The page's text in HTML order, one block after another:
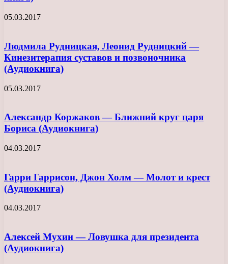
05.03.2017
Людмила Рудницкая, Леонид Рудницкий —
Кинезитерапия суставов и позвоночника
(Аудиокнига)
05.03.2017
Александр Коржаков — Ближний круг царя
Бориса (Аудиокнига)
04.03.2017
Гарри Гаррисон, Джон Холм — Молот и крест
(Аудиокнига)
04.03.2017
Алексей Мухин — Ловушка для президента
(Аудиокнига)